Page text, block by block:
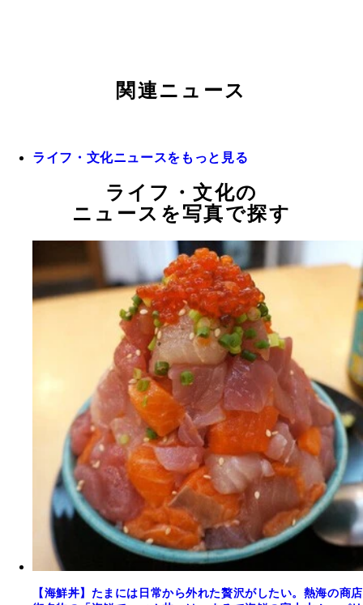
関連ニュース
ライフ・文化ニュースをもっと見る
ライフ・文化の
ニュースを写真で探す
【海鮮丼】たまには日常から外れた贅沢がしたい。熱海の商店